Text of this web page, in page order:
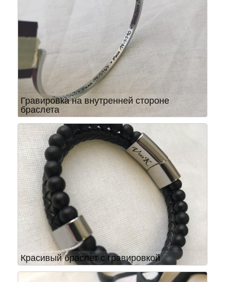
Гравировка на внутренней стороне
браслета
Красивый браслет с гравировкой